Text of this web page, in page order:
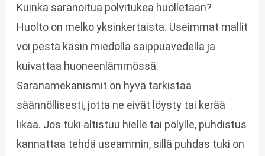
Kuinka saranoitua polvitukea huolletaan?
Huolto on melko yksinkertaista. Useimmat mallit
voi pestä käsin miedolla saippuavedellä ja
kuivattaa huoneenlämmössä.
Saranamekanismit on hyvä tarkistaa
säännöllisesti, jotta ne eivät löysty tai kerää
likaa. Jos tuki altistuu hielle tai pölylle, puhdistus
kannattaa tehdä useammin, sillä puhdas tuki on